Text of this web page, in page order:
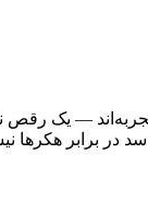
— یک رقص